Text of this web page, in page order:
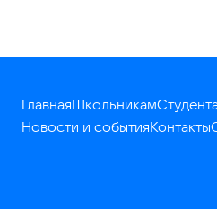
ГлавнаяШкольникам
Новости и событияКонтакты